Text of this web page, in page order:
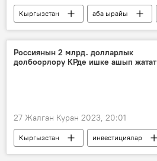
Кыргызстан аба ырайы
Россиянын 2 млрд. долларлык
долбоорлору КРде ишке ашып жатат
27 Жалган Куран 2023, 20:01
Кыргызстан
инвестициялар
өкмөт
жыйын